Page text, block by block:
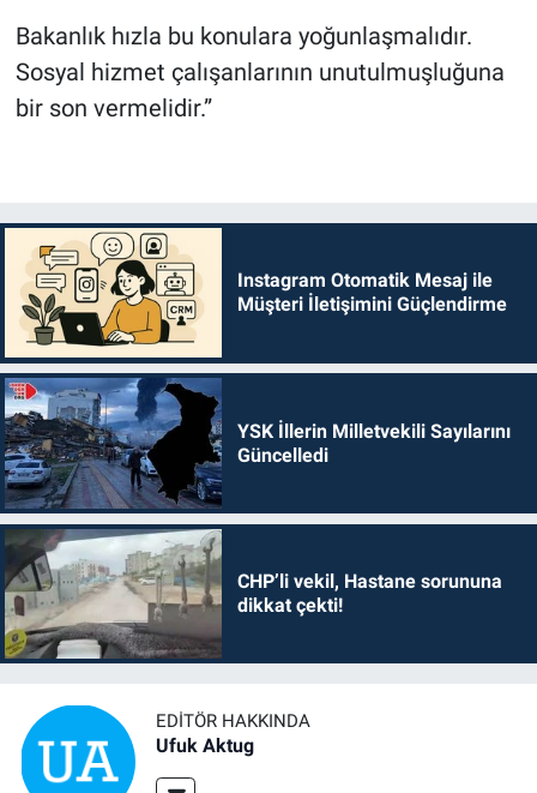
Bakanlık hızla bu konulara yoğunlaşmalıdır.
Sosyal hizmet çalışanlarının unutulmuşluğuna
bir son vermelidir.”
Instagram Otomatik Mesaj ile
Müşteri İletişimini Güçlendirme
YSK İllerin Milletvekili Sayılarını
Güncelledi
CHP’li vekil, Hastane sorununa
dikkat çekti!
EDITÖR HAKKINDA
Ufuk Aktug